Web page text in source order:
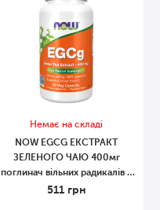
Немає на складі
NOW EGCG ЕКСТРАКТ
ЗЕЛЕНОГО ЧАЮ 400мг
поглинач вільних радикалів у
капсулах №90 90 капсул
511 грн